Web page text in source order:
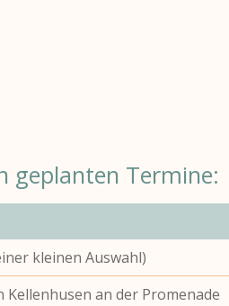
geplanten Termine:
kleinen Auswahl)
an der Promenade